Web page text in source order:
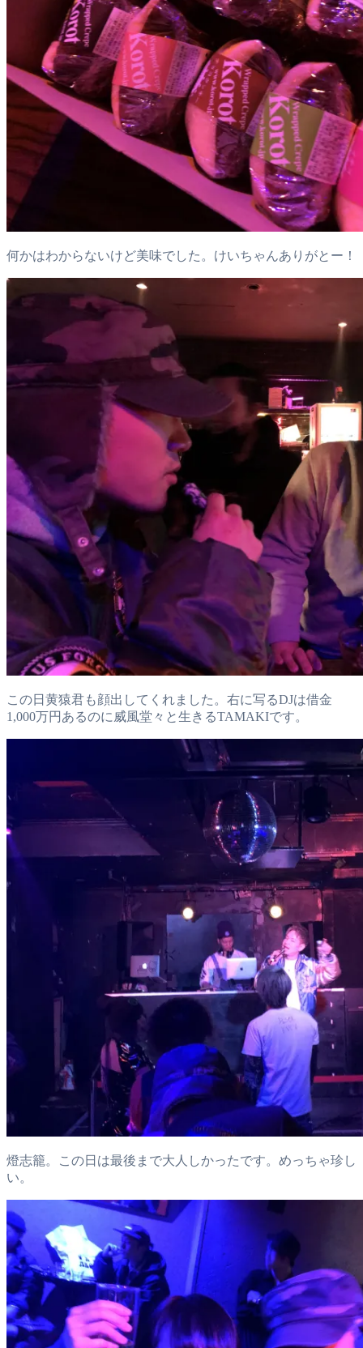
何かはわからないけど美味でした。けいちゃんありがとー！
この日黄猿君も顔出してくれました。右に写るDJは借金
1,000万円あるのに威風堂々と生きるTAMAKIです。
燈志籠。この日は最後まで大人しかったです。めっちゃ珍し
い。